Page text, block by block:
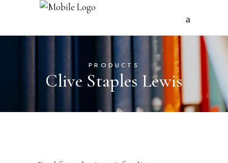
PRODUCTS
Clive Staples Lewis